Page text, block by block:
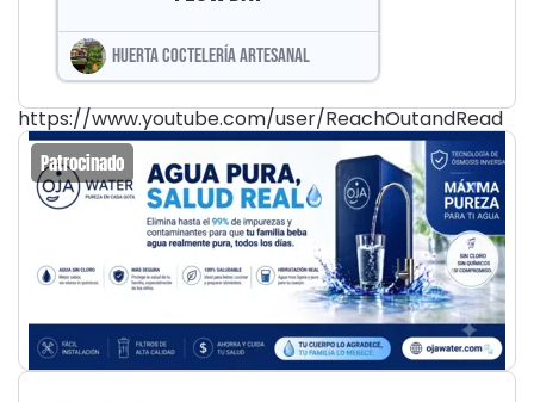
HUERTA COCTELERÍA ARTESANAL
https://www.youtube.com/user/ReachOutandRead
Patrocinado